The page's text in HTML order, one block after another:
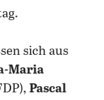
sich aus
Maria
Pascal